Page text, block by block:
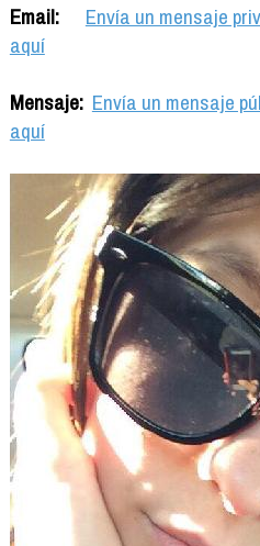
Email:
Envía un mensaje
aquí
Mensaje: Envía un mensaje
aquí